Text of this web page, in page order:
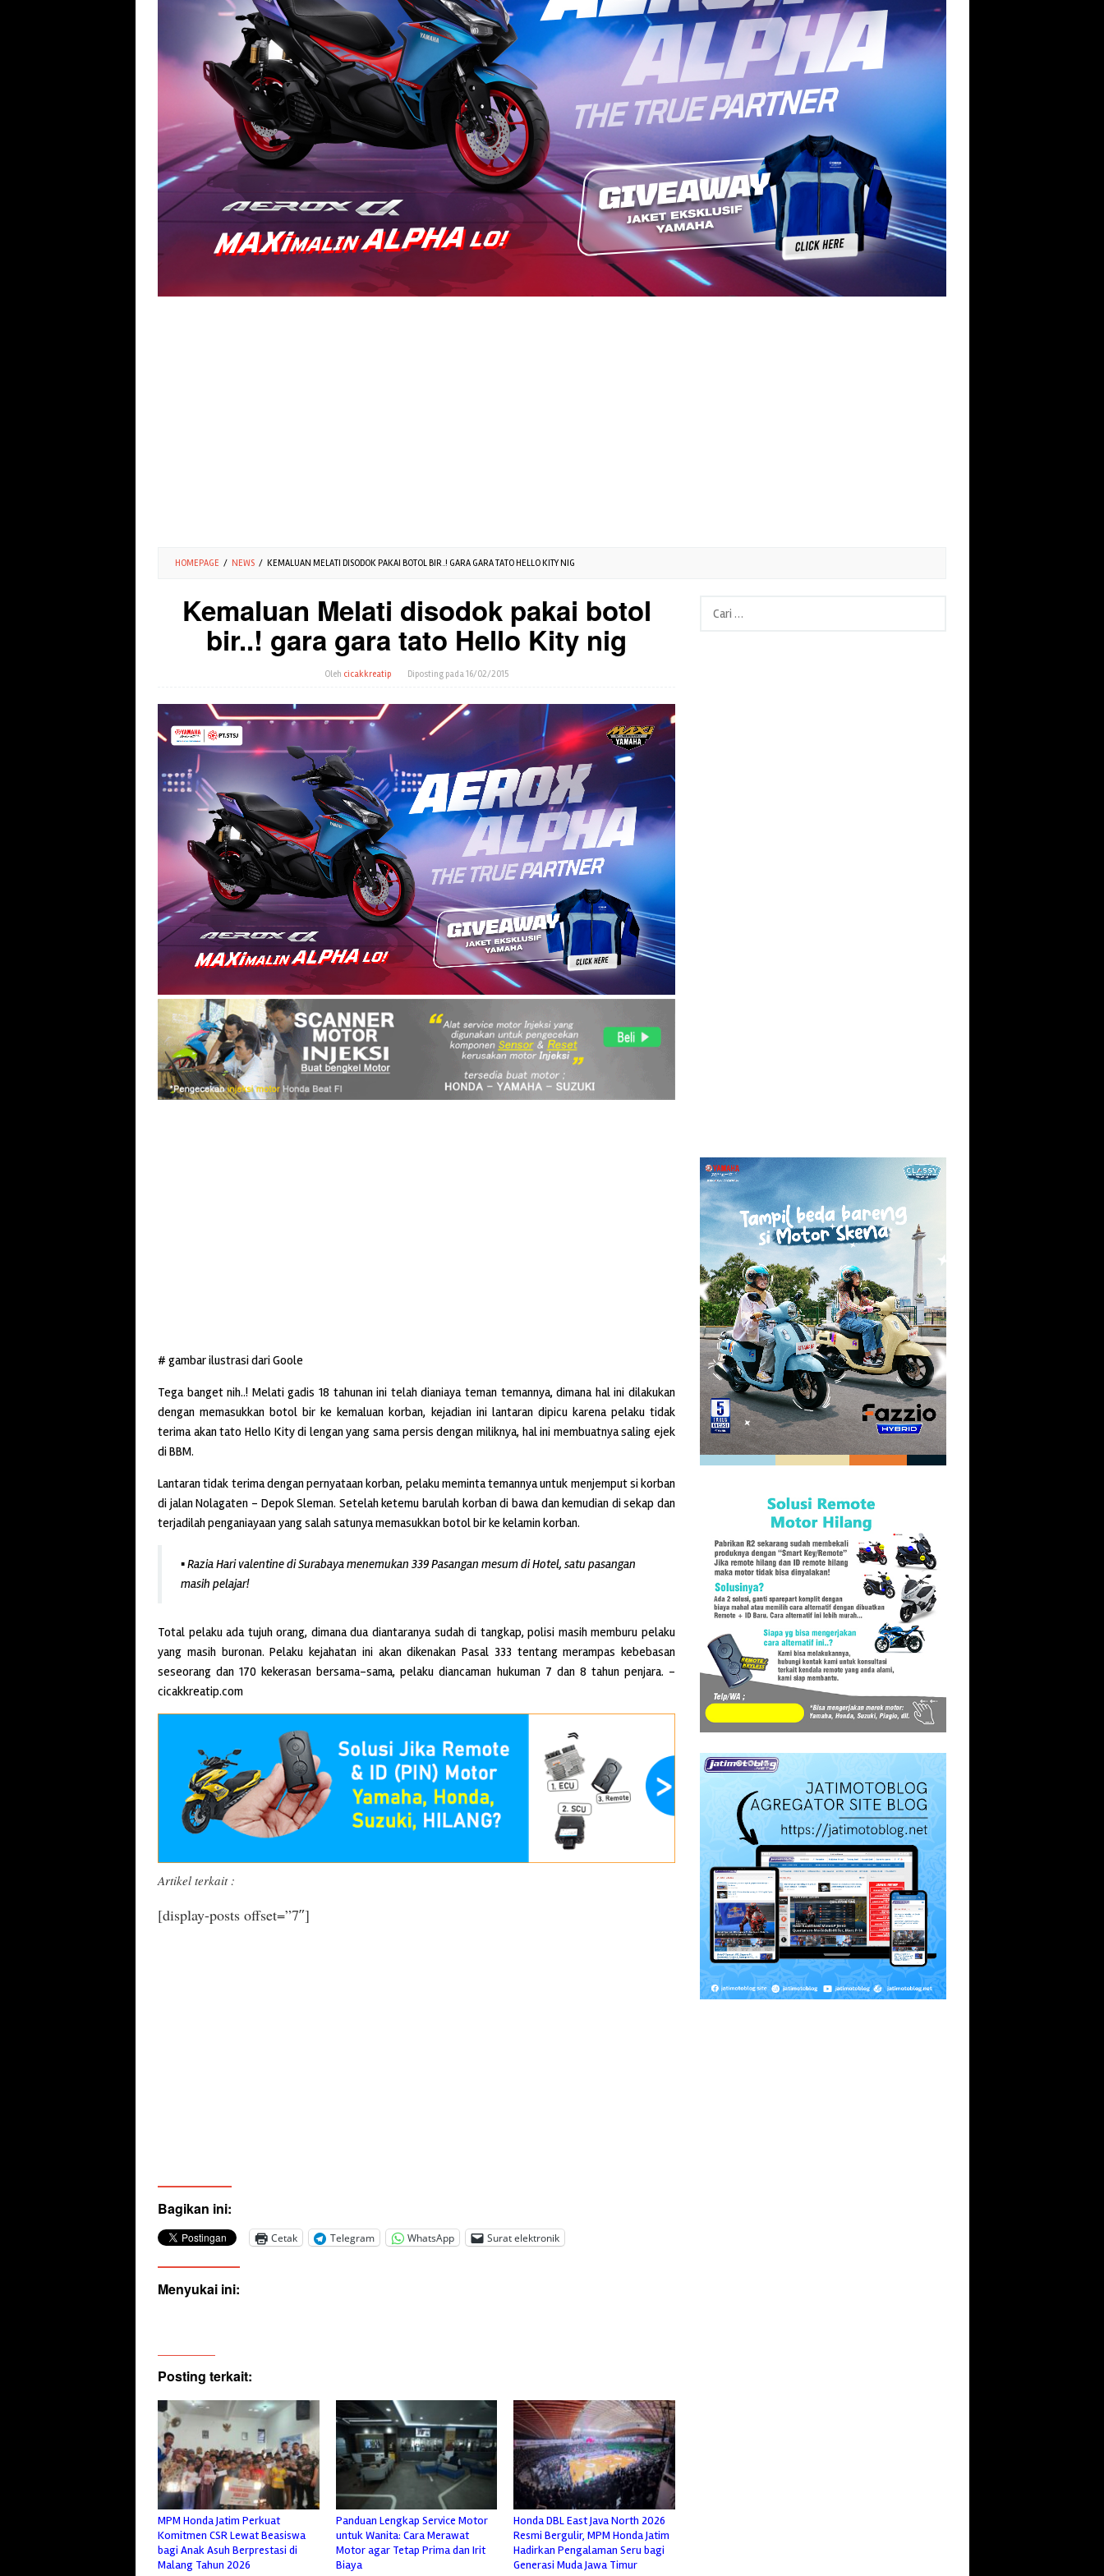
HOMEPAGE / NEWS / KEMALUAN MELATI DISODOK PAKAI BOTOL BIR..! GARA GARA TATO HELLO KITY NIG
Kemaluan Melati disodok pakai botol
bir..! gara gara tato Hello Kity nig
Oleh cicakkreatip Diposting pada16/02/2015
# gambar ilustrasi dari Goole
Tega banget nih..! Melati gadis 18 tahunan ini telah dianiaya teman temannya, dimana hal ini dilakukan
dengan memasukkan botol bir ke kemaluan korban, kejadian ini lantaran dipicu karena pelaku tidak
terima akan tato Hello Kity di lengan yang sama persis dengan miliknya, hal ini membuatnya saling ejek
di BBM.
Lantaran tidak terima dengan pernyataan korban, pelaku meminta temannya untuk menjemput si korban
di jalan Nolagaten – Depok Sleman. Setelah ketemu barulah korban di bawa dan kemudian di sekap dan
terjadilah penganiayaan yang salah satunya memasukkan botol bir ke kelamin korban.
▪ Razia Hari valentine di Surabaya menemukan 339 Pasangan mesum di Hotel, satu pasangan
masih pelajar!
Total pelaku ada tujuh orang, dimana dua diantaranya sudah di tangkap, polisi masih memburu pelaku
yang masih buronan. Pelaku kejahatan ini akan dikenakan Pasal 333 tentang merampas kebebasan
seseorang dan 170 kekerasan bersama-sama, pelaku diancaman hukuman 7 dan 8 tahun penjara. –
cicakkreatip.com
Artikel terkait :
[display-posts offset=”7″]
Bagikan ini:
Cetak Telegram WhatsApp Surat elektronik
Menyukai ini:
Posting terkait:
MPM Honda Jatim Perkuat
Komitmen CSR Lewat Beasiswa
bagi Anak Asuh Berprestasi di
Malang Tahun 2026
Panduan Lengkap Service Motor
untuk Wanita: Cara Merawat
Motor agar Tetap Prima dan Irit
Biaya
Honda DBL East Java North 2026
Resmi Bergulir, MPM Honda Jatim
Hadirkan Pengalaman Seru bagi
Generasi Muda Jawa Timur